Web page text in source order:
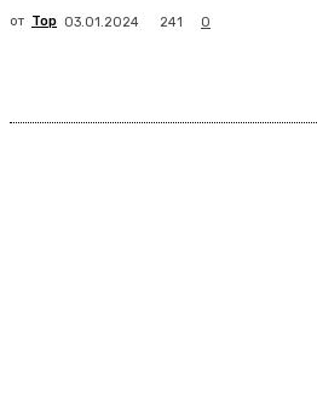
от Top 03.01.2024 241 0